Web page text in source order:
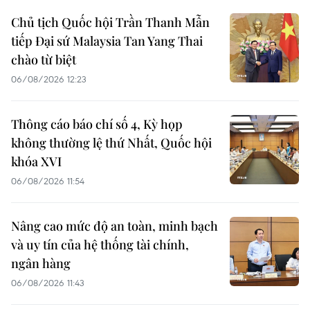
Chủ tịch Quốc hội Trần Thanh Mẫn
tiếp Đại sứ Malaysia Tan Yang Thai
chào từ biệt
06/08/2026 12:23
Thông cáo báo chí số 4, Kỳ họp
không thường lệ thứ Nhất, Quốc hội
khóa XVI
06/08/2026 11:54
Nâng cao mức độ an toàn, minh bạch
và uy tín của hệ thống tài chính,
ngân hàng
06/08/2026 11:43